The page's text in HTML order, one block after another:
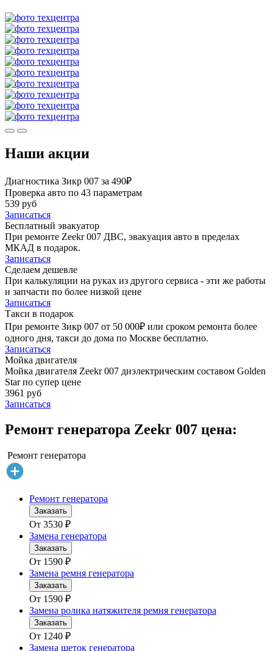
Наши акции
Диагностика Зикр 007 за 490₽
Проверка авто по 43 параметрам
539 руб
Записаться
Бесплатный эвакуатор
При ремонте Zeekr 007 ДВС, эвакуация авто в пределах
МКАД в подарок.
Записаться
Сделаем дешевле
При калькуляции на руках из другого сервиса - эти же работы
и запчасти по более низкой цене
Записаться
Такси в подарок
При ремонте Зикр 007 от 50 000₽ или сроком ремонта более
одного дня, такси до дома по Москве бесплатно.
Записаться
Мойка двигателя
Мойка двигателя Zeekr 007 диэлектрическим составом Golden
Star по супер цене
3961 руб
Записаться
Ремонт генератора Zeekr 007 цена:
Ремонт генератора
Ремонт генератора
Заказать
От 3530 ₽
Замена генератора
Заказать
От 1590 ₽
Замена ремня генератора
Заказать
От 1590 ₽
Замена ролика натяжителя ремня генератора
Заказать
От 1240 ₽
Замена щеток генератора